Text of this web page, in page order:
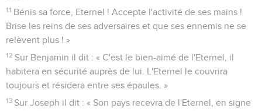
11 Bénis sa force, Eternel ! Accepte l'activité de ses mains !
Brise les reins de ses adversaires et que ses ennemis ne se
relèvent plus ! »
12 Sur Benjamin il dit : « C'est le bien-aimé de l'Eternel, il
habitera en sécurité auprès de lui. L'Eternel le couvrira
toujours et résidera entre ses épaules. »
13 Sur Joseph il dit : « Son pays recevra de l'Eternel, en signe